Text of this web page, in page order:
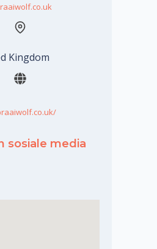
Kingdom
sosiale media